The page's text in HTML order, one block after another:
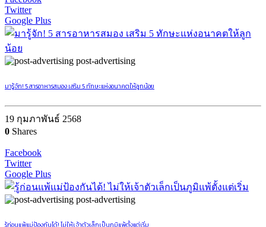
Twitter
Google Plus
post-advertising
มารู้จัก! 5 สารอาหารสมอง เสริม 5 ทักษะแห่งอนาคตให้ลูกน้อย
19 กุมภาพันธ์ 2568
0 Shares
Facebook
Twitter
Google Plus
post-advertising
รู้ก่อนแพ้แม่ป้องกันได้! ไม่ให้เจ้าตัวเล็กเป็นภูมิแพ้ตั้งแต่เริ่ม